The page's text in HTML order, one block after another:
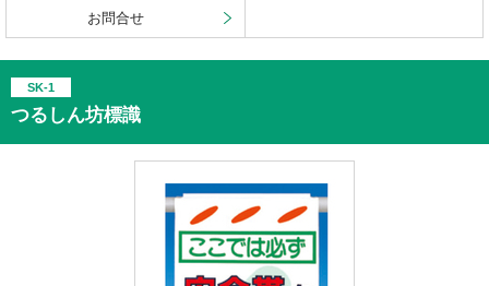
お問合せ
SK-1
つるしん坊標識